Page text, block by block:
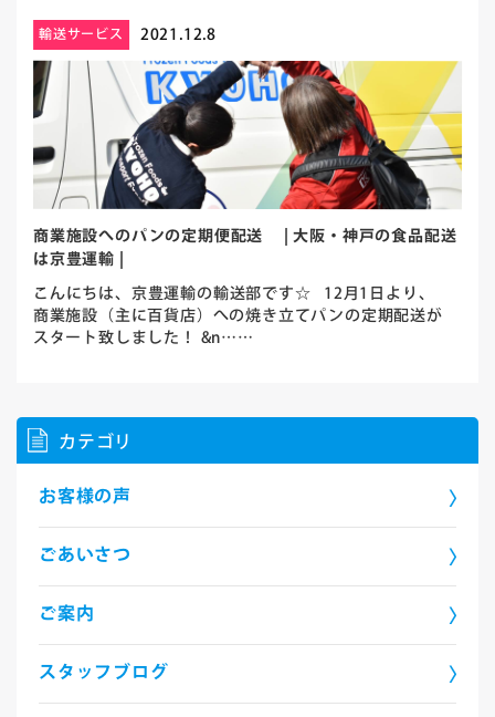
輸送サービス 2021.12.8
商業施設へのパンの定期便配送 | 大阪・神戸の食品配送
は京豊運輸 |
こんにちは、京豊運輸の輸送部です☆ 12月1日より、
商業施設（主に百貨店）への焼き立てパンの定期配送が
スタート致しました！ &n……
カテゴリ
お客様の声
ごあいさつ
ご案内
スタッフブログ